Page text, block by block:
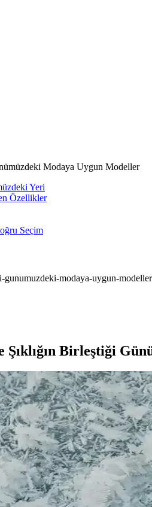
Modaya Uygun Modeller
Yeri
Özellikler
Seçim
modaya-uygun-modeller
Şıklığın Birleştiği